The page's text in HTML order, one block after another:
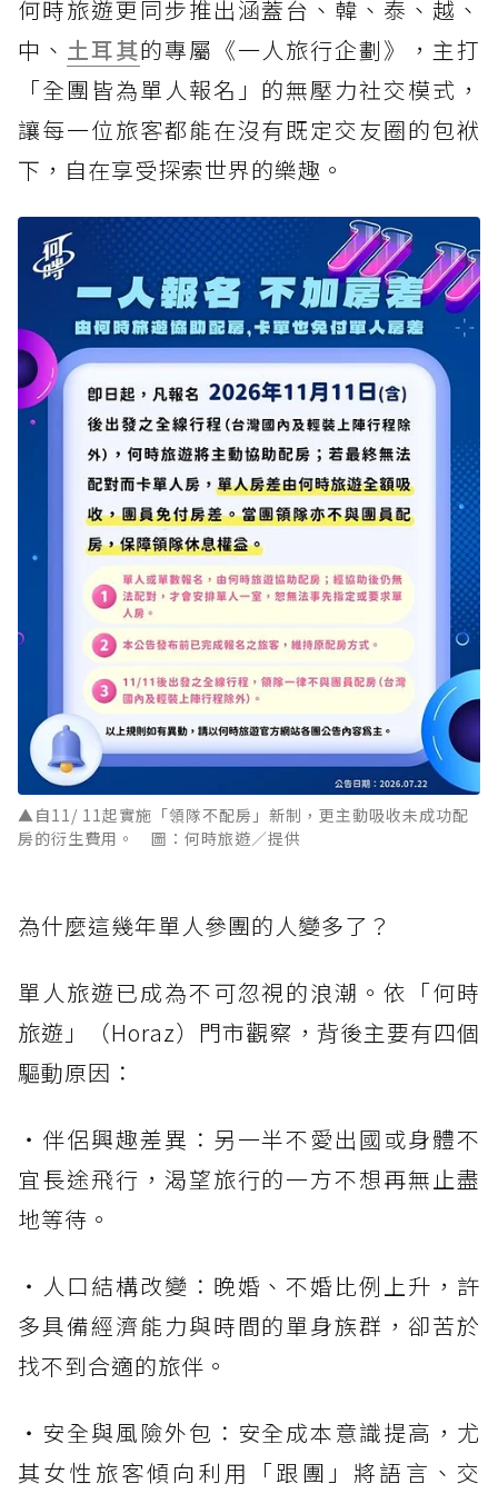
何時旅遊更同步推出涵蓋台、韓、泰、越、
中、 土耳其的專屬《一人旅行企劃》，主打
「全團皆為單人報名」的無壓力社交模式，
讓每一位旅客都能在沒有既定交友圈的包袱
下，自在享受探索世界的樂趣。
▲自11/ 11起實施「領隊不配房」新制，更主動吸收未成功配
房的衍生費用。 圖：何時旅遊／提供
為什麼這幾年單人參團的人變多了？
單人旅遊已成為不可忽視的浪潮。依「何時
旅遊」（Horaz）門市觀察，背後主要有四個
驅動原因：
・伴侶興趣差異：另一半不愛出國或身體不
宜長途飛行，渴望旅行的一方不想再無止盡
地等待。
・人口結構改變：晚婚、不婚比例上升，許
多具備經濟能力與時間的單身族群，卻苦於
找不到合適的旅伴。
・安全與風險外包：安全成本意識提高，尤
其女性旅客傾向利用「跟團」將語言、交